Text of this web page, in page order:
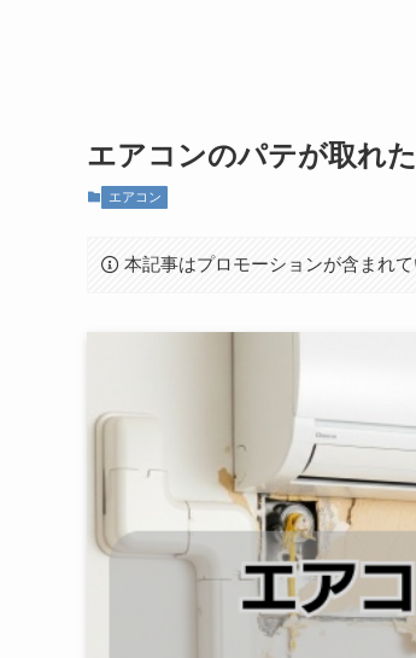
エアコンのパテが取れ
エアコン
本記事はプロモーションが含まれ